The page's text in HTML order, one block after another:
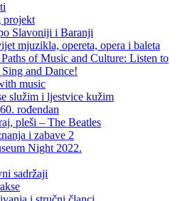
projekt
Slavoniji i Baranji
mjuzikla, opereta, opera i baleta
of Music and Culture: Listen to
and Dance!
music
služim i ljestvice kužim
rođendan
pleši – The Beatles
i zabave 2
Night 2022.
sadržaji